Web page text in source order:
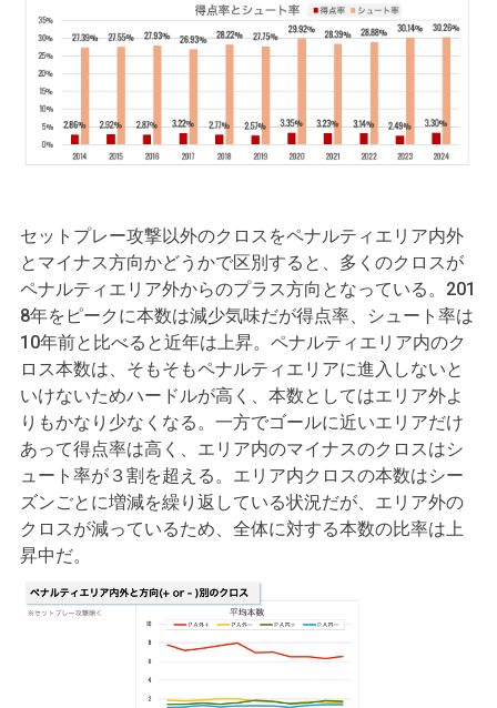
セットプレー攻撃以外のクロスをペナルティエリア内外
とマイナス方向かどうかで区別すると、多くのクロスが
ペナルティエリア外からのプラス方向となっている。201
8年をピークに本数は減少気味だが得点率、シュート率は
10年前と比べると近年は上昇。ペナルティエリア内のク
ロス本数は、そもそもペナルティエリアに進入しないと
いけないためハードルが高く、本数としてはエリア外よ
りもかなり少なくなる。一方でゴールに近いエリアだけ
あって得点率は高く、エリア内のマイナスのクロスはシ
ュート率が３割を超える。エリア内クロスの本数はシー
ズンごとに増減を繰り返している状況だが、エリア外の
クロスが減っているため、全体に対する本数の比率は上
昇中だ。